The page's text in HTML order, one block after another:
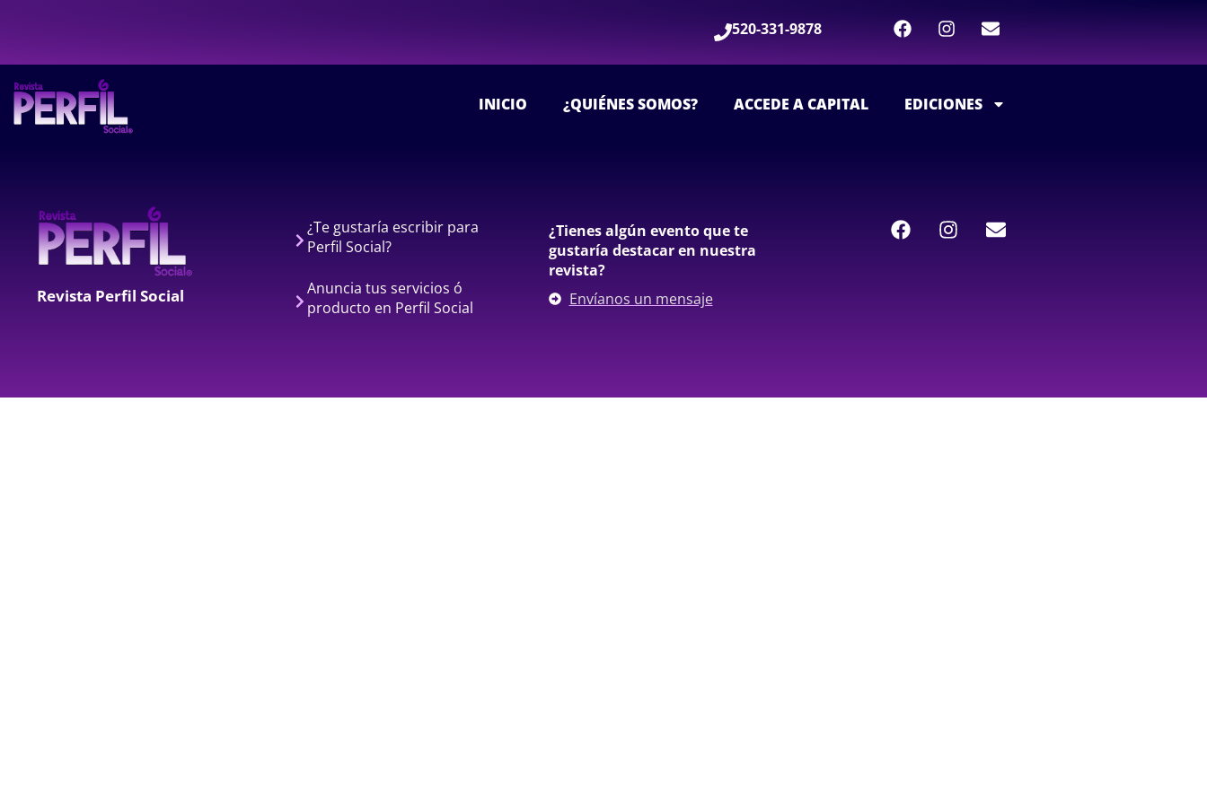
520-331-9878
INICIO ¿QUIÉNES SOMOS? ACCEDE A CAPITAL EDICIONES
Revista Perfil Social
¿Te gustaría escribir para
Perfil Social?
Anuncia tus servicios ó
producto en Perfil Social
¿Tienes algún evento que te
gustaría destacar en nuestra
revista?
Envíanos un mensaje